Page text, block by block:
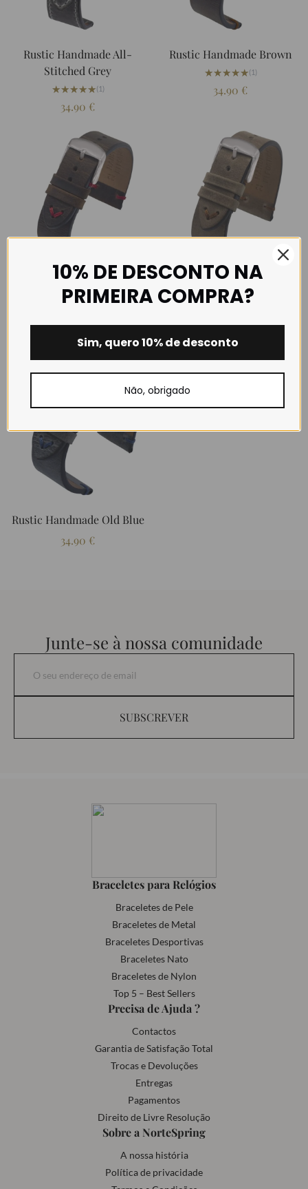
Rustic Handmade All-
Stitched Grey
★★★★★
★★★★★(1)
34.90 €
Rustic Handmade Brown
★★★★★
★★★★★(1)
34.90 €
Rustic Handmade Brown-
Red
34.90€
Rustic Handmade Cream
Brown
34.90€
Rustic Handmade Old Blue
34.90 €
Junte-se à nossa comunidade
SUBSCREVER
Braceletes para Relógios
Braceletes de Pele
Braceletes de Metal
Braceletes Desportivas
Braceletes Nato
Braceletes de Nylon
Top 5 – Best Sellers
Precisa de Ajuda ?
Contactos
Garantia de Satisfação Total
Trocas e Devoluções
Entregas
Pagamentos
Direito de Livre Resolução
Sobre a NorteSpring
A nossa história
Política de privacidade
10% DE DESCONTO NA
PRIMEIRA COMPRA?
Sim, quero 10% de desconto
Não, obrigado